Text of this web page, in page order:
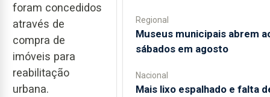
foram concedidos
através de
compra de
imóveis para
reabilitação
urbana.
Regional
Museus municipais abrem
sábados em agosto
Nacional
Mais lixo espalhado e falta